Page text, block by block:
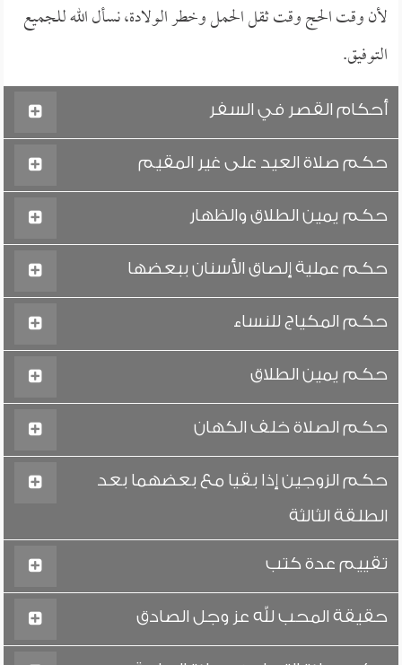
لأن وقت الحج وقت ثقل الحمل وخطر الولادة، نسأل الله للجميع
التوفيق.
أحكام القصر في السفر
حكم صلاة العيد على غير المقيم
حكم يمين الطلاق والظهار
حكم عملية إلصاق الأسنان ببعضها
حكم المكياج للنساء
حكم يمين الطلاق
حكم الصلاة خلف الكهان
حكم الزوجين إذا بقيا مع بعضهما بعد
الطلقة الثالثة
تقييم عدة كتب
حقيقة المحب لله عز وجل الصادق